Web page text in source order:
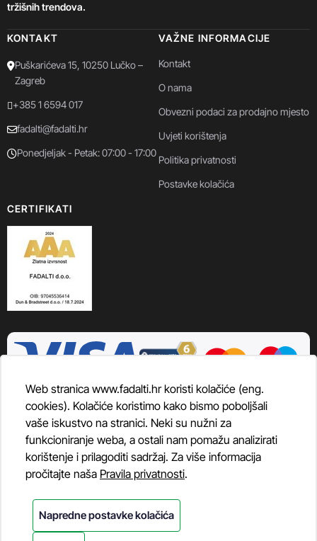
tržišnih trendova.
KONTAKT
Puškarićeva 15, 10250 Lučko –
Zagreb
+385 1 6594 017
fadalti@fadalti.hr
Ponedjeljak - Petak: 07:00 - 17:00
VAŽNE INFORMACIJE
Kontakt
O nama
Obvezni podaci za prodajno mjesto
Uvjeti korištenja
Politika privatnosti
Postavke kolačića
CERTIFIKATI
Web stranica www.fadalti.hr koristi kolačiće (eng.
cookies). Kolačiće koristimo kako bismo poboljšali
vaše iskustvo na stranici. Neki su nužni za
funkcioniranje weba, a ostali nam pomažu analizirati
korištenje i prilagoditi sadržaj. Za više informacija
pročitajte naša Pravila privatnosti.
Napredne postavke kolačića